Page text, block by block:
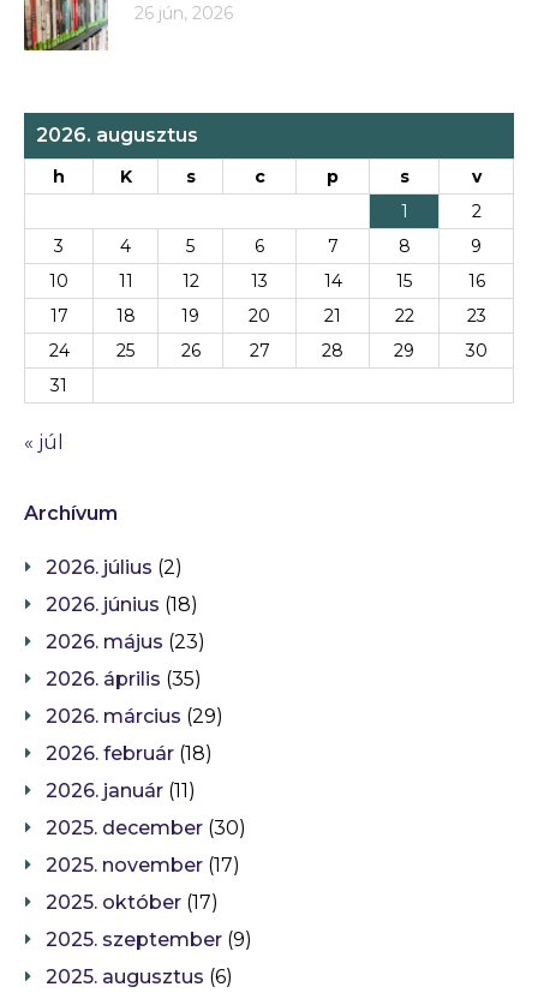
26 jún, 2026
2026. augusztus
h K s c p s
v
1
2
3
4 5 6 7 8
9
10
11 12 13 14 15
16
17
18 19 20 21 22
23
24
25 26 27 28 29
30
31
« júl
Archívum
2026. július (2)
2026. június (18)
2026. május (23)
2026. április (35)
2026. március (29)
2026. február (18)
2026. január (11)
2025. december (30)
2025. november (17)
2025. október (17)
2025. szeptember (9)
2025. augusztus (6)